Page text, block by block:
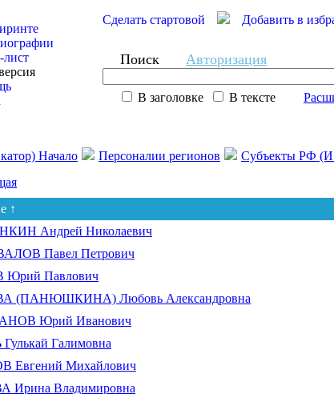
Сделать стартовой Добавить в
Поиск Авторизация
В заголовке В тексте
Начало Персоналии регионов Субъекты РФ
↑
Андрей Николаевич
Павел Петрович
Павлович
(ПАНЮШКИНА) Любовь Александровна
Юрий Иванович
Галимовна
Евгений Михайлович
Ирина Владимировна